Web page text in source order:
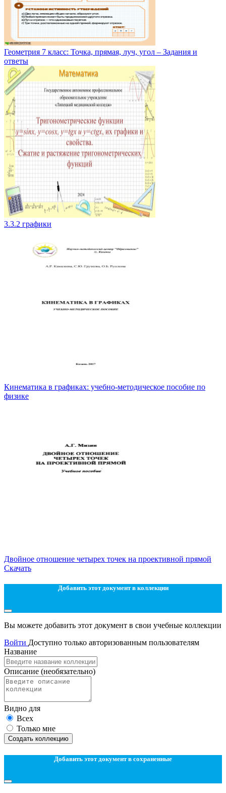
Геометрия 7 класс: Точка, прямая, луч, угол – Задания и
ответы
3.3.2 графики
Кинематика в графиках: учебно-методическое пособие по
физике
Двойное отношение четырех точек на проективной прямой
Скачать
Добавить этот документ в коллекции
Вы можете добавить этот документ в свои учебные коллекции
Войти Доступно только авторизованным пользователям
Название
Описание (необязательно)
Видно для
Всех
Только мне
Создать коллекцию
Добавить этот документ в сохраненные